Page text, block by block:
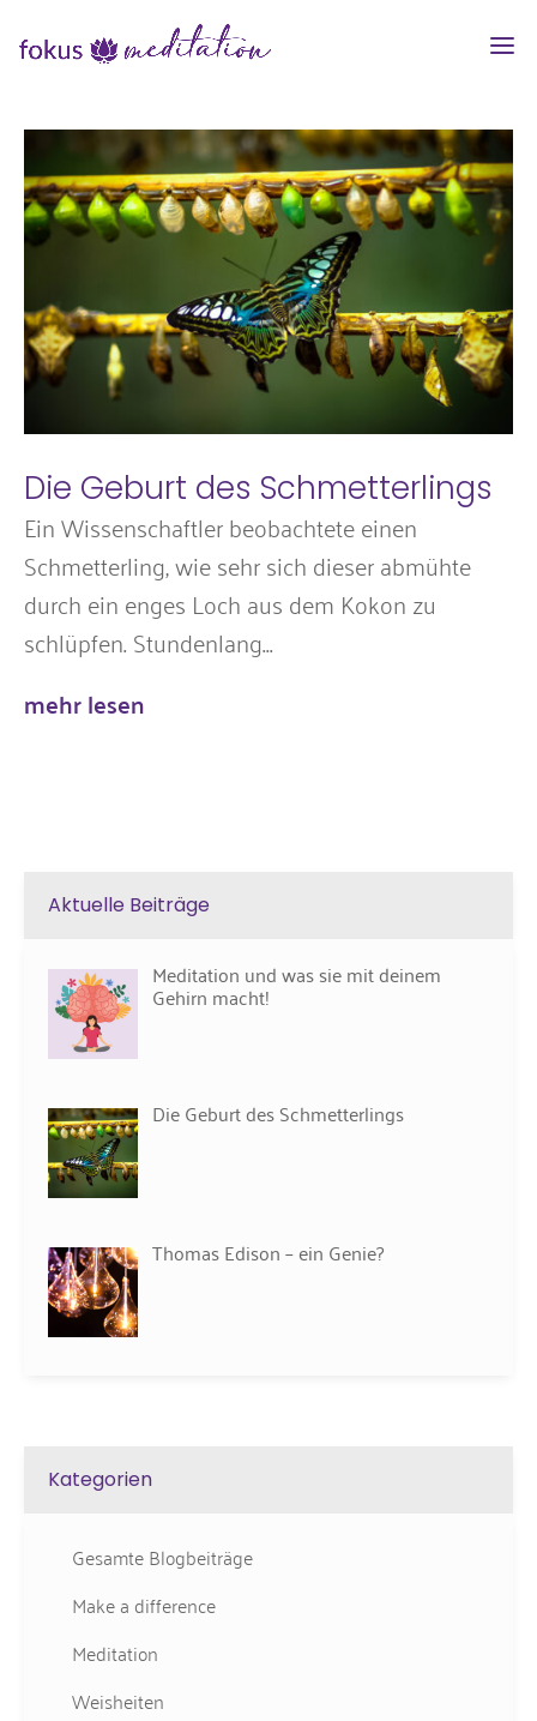
Die Geburt des Schmetterlings
Ein Wissenschaftler beobachtete einen
Schmetterling, wie sehr sich dieser abmühte
durch ein enges Loch aus dem Kokon zu
schlüpfen. Stundenlang...
mehr lesen
Aktuelle Beiträge
Meditation und was sie mit deinem
Gehirn macht!
Die Geburt des Schmetterlings
Thomas Edison – ein Genie?
Kategorien
Gesamte Blogbeiträge
Make a difference
Meditation
Weisheiten